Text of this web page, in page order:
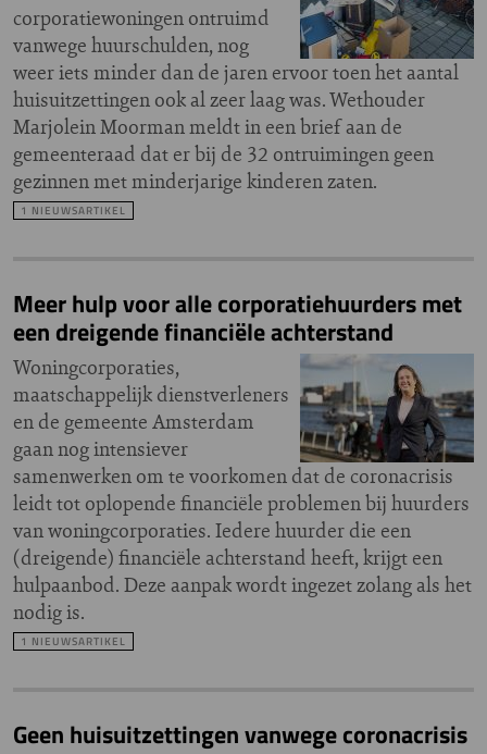
corporatiewoningen ontruimd
vanwege huurschulden, nog
weer iets minder dan de jaren ervoor toen het aantal
huisuitzettingen ook al zeer laag was. Wethouder
Marjolein Moorman meldt in een brief aan de
gemeenteraad dat er bij de 32 ontruimingen geen
gezinnen met minderjarige kinderen zaten.
1 NIEUWSARTIKEL
Meer hulp voor alle corporatiehuurders met
een dreigende financiële achterstand
Woningcorporaties,
maatschappelijk dienstverleners
en de gemeente Amsterdam
gaan nog intensiever
samenwerken om te voorkomen dat de coronacrisis
leidt tot oplopende financiële problemen bij huurders
van woningcorporaties. Iedere huurder die een
(dreigende) financiële achterstand heeft, krijgt een
hulpaanbod. Deze aanpak wordt ingezet zolang als het
nodig is.
1 NIEUWSARTIKEL
Geen huisuitzettingen vanwege coronacrisis